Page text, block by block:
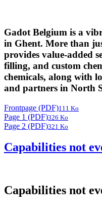
Gadot Belgium is a
in Ghent. More than
provides value-added
filling, and custom
chemicals, along with
and partners in North
Frontpage (PDF)111 Ko
Page 1 (PDF)326 Ko
Page 2 (PDF)321 Ko
Capabilities not
Capabilities not